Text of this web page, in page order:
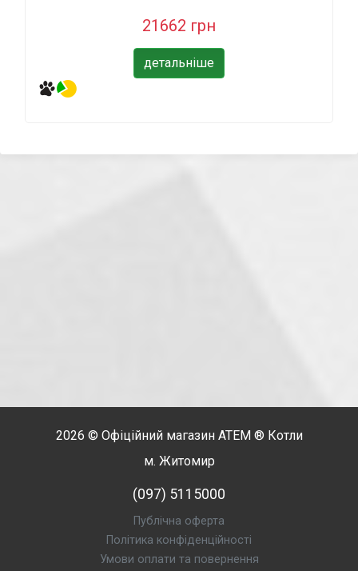
21662 грн
детальніше
2026 © Офіційний магазин АТЕМ® Котли
м. Житомир
(097) 5115000
Публічна оферта
Політика конфіденційності
Умови оплати та повернення